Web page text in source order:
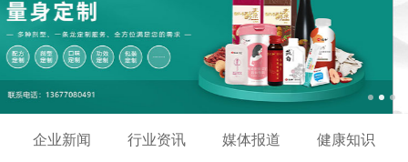
企业新闻 行业资讯 媒体报道 健康知识